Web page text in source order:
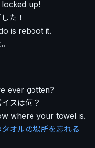
up!
た！
is reboot it.
ever gotten?
スは何？
where your towel is.
オルの場所を忘れる